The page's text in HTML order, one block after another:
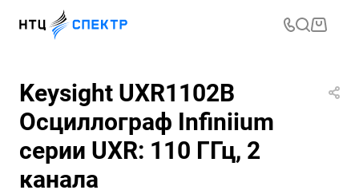
Keysight UXR1102B
Осциллограф Infiniium
серии UXR: 110 ГГц, 2
канала